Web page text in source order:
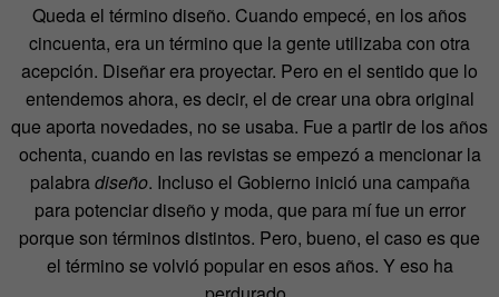
Queda el término diseño. Cuando empecé, en los años
cincuenta, era un término que la gente utilizaba con otra
acepción. Diseñar era proyectar. Pero en el sentido que lo
entendemos ahora, es decir, el de crear una obra original
que aporta novedades, no se usaba. Fue a partir de los años
ochenta, cuando en las revistas se empezó a mencionar la
palabradiseño. Incluso el Gobierno inició una campaña
para potenciar diseño y moda, que para mí fue un error
porque son términos distintos. Pero, bueno, el caso es que
el término se volvió popular en esos años. Y eso ha